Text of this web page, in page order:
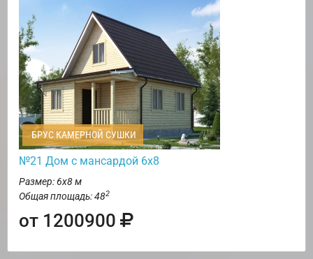
БРУС КАМЕРНОЙ СУШКИ
№21 Дом с мансардой 6х8
Размер: 6х8 м
Общая площадь: 482
от 1200900